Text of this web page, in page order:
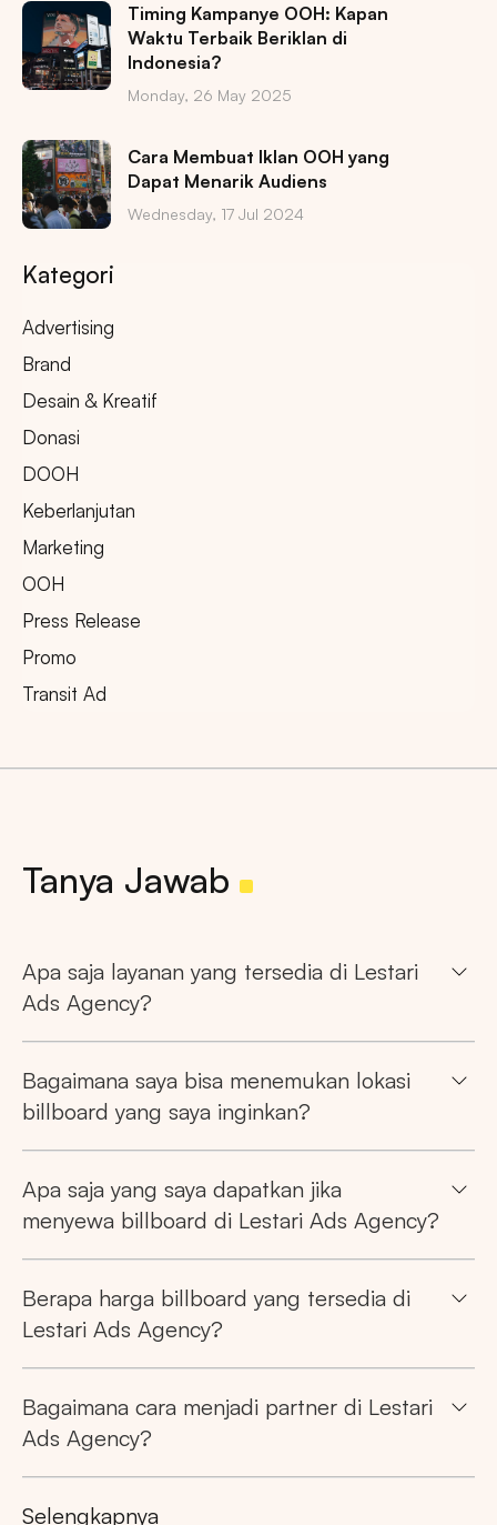
Timing Kampanye OOH: Kapan
Waktu Terbaik Beriklan di
Indonesia?
Monday, 26 May 2025
Cara Membuat Iklan OOH yang
Dapat Menarik Audiens
Wednesday, 17 Jul 2024
Kategori
Advertising
Brand
Desain & Kreatif
Donasi
DOOH
Keberlanjutan
Marketing
OOH
Press Release
Promo
Transit Ad
Tanya Jawab
Apa saja layanan yang tersedia di Lestari
Ads Agency?
Bagaimana saya bisa menemukan lokasi
billboard yang saya inginkan?
Apa saja yang saya dapatkan jika
menyewa billboard di Lestari Ads Agency?
Berapa harga billboard yang tersedia di
Lestari Ads Agency?
Bagaimana cara menjadi partner di Lestari
Ads Agency?
Selengkapnya